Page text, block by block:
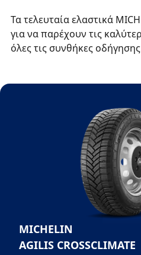
Τα τελευταία ελαστικά
για να παρέχουν τις
όλες τις συνθήκες
MICHELIN
AGILIS CROSSCLIMATE